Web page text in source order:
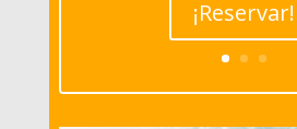
¡Reservar!